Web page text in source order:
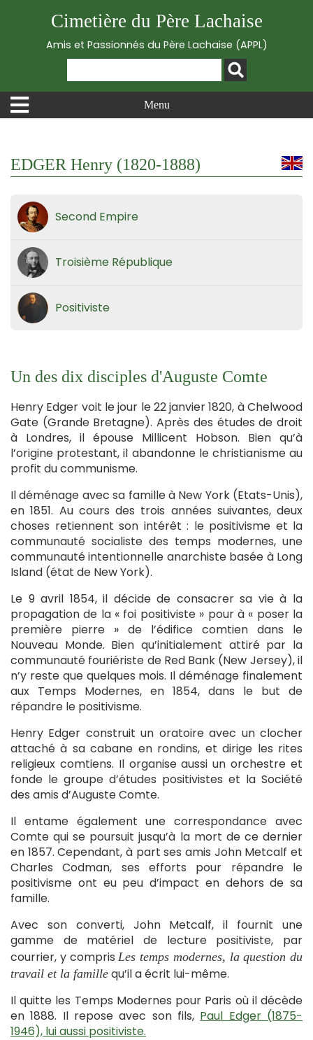
Cimetière du Père Lachaise
Amis et Passionnés du Père Lachaise (APPL)
Menu
EDGER Henry (1820-1888)
Second Empire
Troisième République
Positiviste
Un des dix disciples d'Auguste Comte
Henry Edger voit le jour le 22 janvier 1820, à Chelwood
Gate (Grande Bretagne). Après des études de droit
à Londres, il épouse Millicent Hobson. Bien qu’à
l’origine protestant, il abandonne le christianisme au
profit du communisme.
Il déménage avec sa famille à New York (Etats-Unis),
en 1851. Au cours des trois années suivantes, deux
choses retiennent son intérêt : le positivisme et la
communauté socialiste des temps modernes, une
communauté intentionnelle anarchiste basée à Long
Island (état de New York).
Le 9 avril 1854, il décide de consacrer sa vie à la
propagation de la « foi positiviste » pour à « poser la
première pierre » de l’édifice comtien dans le
Nouveau Monde. Bien qu’initialement attiré par la
communauté fouriériste de Red Bank (New Jersey), il
n’y reste que quelques mois. Il déménage finalement
aux Temps Modernes, en 1854, dans le but de
répandre le positivisme.
Henry Edger construit un oratoire avec un clocher
attaché à sa cabane en rondins, et dirige les rites
religieux comtiens. Il organise aussi un orchestre et
fonde le groupe d’études positivistes et la Société
des amis d’Auguste Comte.
Il entame également une correspondance avec
Comte qui se poursuit jusqu’à la mort de ce dernier
en 1857. Cependant, à part ses amis John Metcalf et
Charles Codman, ses efforts pour répandre le
positivisme ont eu peu d’impact en dehors de sa
famille.
Avec son converti, John Metcalf, il fournit une
gamme de matériel de lecture positiviste, par
courrier, y comprisLes temps modernes, la question du
travail et la famille qu’il a écrit lui-même.
Il quitte les Temps Modernes pour Paris où il décède
en 1888. Il repose avec son fils, Paul Edger (1875-
1946), lui aussi positiviste.